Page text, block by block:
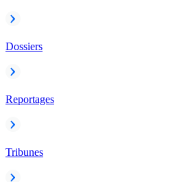
Dossiers
Reportages
Tribunes